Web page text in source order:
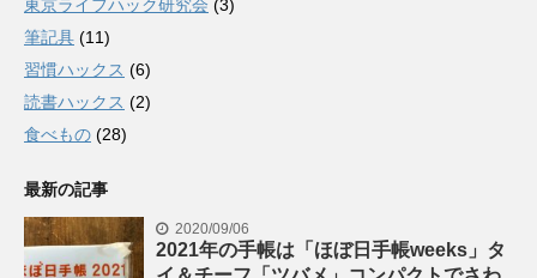
東京ライフハック研究会 (3)
筆記具 (11)
習慣ハックス (6)
読書ハックス (2)
食べもの (28)
最新の記事
2020/09/06
2021年の手帳は「ほぼ日手帳weeks」タ